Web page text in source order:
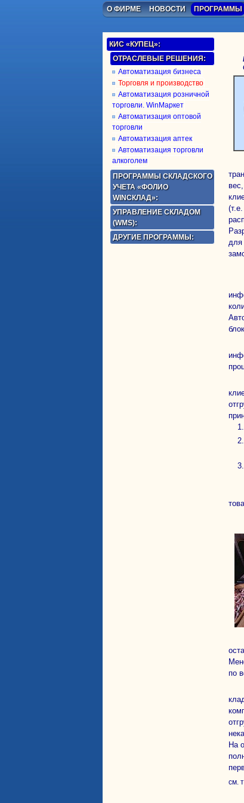
О ФИРМЕ НОВОСТИ ПРОГРАММЫ
для
по
На
см.
КИС «КУПЕЦ»:
ОТРАСЛЕВЫЕ РЕШЕНИЯ:
Автоматизация бизнеса
Торговля и производство
Автоматизация розничной
торговли. WinМаркет
Автоматизация оптовой
торговли
Автоматизация аптек
Автоматизация торговли
алкоголем
ПРОГРАММЫ СКЛАДСКОГО
УЧЕТА «ФОЛИО
WINСКЛАД»:
УПРАВЛЕНИЕ СКЛАДОМ
(WMS):
ДРУГИЕ ПРОГРАММЫ: